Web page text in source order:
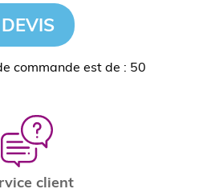
commande est de : 50
client